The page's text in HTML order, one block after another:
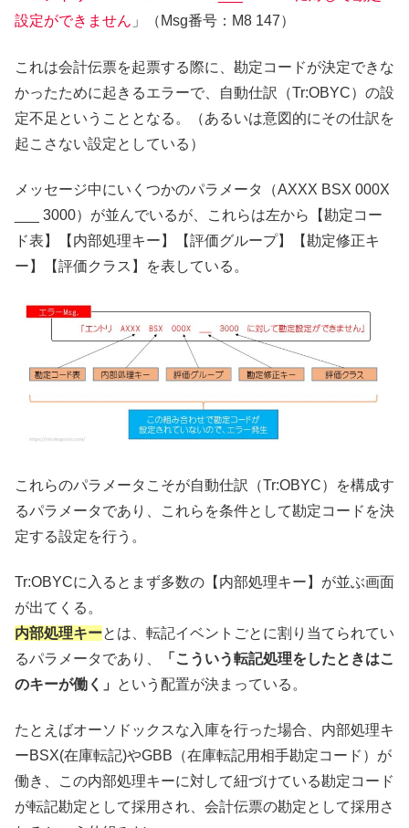
設定ができません 」（Msg番号：M8 147）
これは会計伝票を起票する際に、勘定コードが決定できな
かったために起きるエラーで、自動仕訳（Tr:OBYC）の設
定不足ということとなる。（あるいは意図的にその仕訳を
起こさない設定としている）
メッセージ中にいくつかのパラメータ（AXXX BSX 000X
___ 3000）が並んでいるが、これらは左から【勘定コー
ド表】【内部処理キー】【評価グループ】【勘定修正キ
ー】【評価クラス】を表している。
これらのパラメータこそが自動仕訳（Tr:OBYC）を構成す
るパラメータであり、これらを条件として勘定コードを決
定する設定を行う。
Tr:OBYCに入るとまず多数の【内部処理キー】が並ぶ画面
が出てくる。
内部処理キーとは、転記イベントごとに割り当てられてい
るパラメータであり、
「こういう転記処理をしたときはこ
のキーが働く」
という配置が決まっている。
たとえばオーソドックスな入庫を行った場合、内部処理キ
ーBSX(在庫転記)やGBB（在庫転記用相手勘定コード）が
働き、この内部処理キーに対して紐づけている勘定コード
が転記勘定として採用され、会計伝票の勘定として採用さ